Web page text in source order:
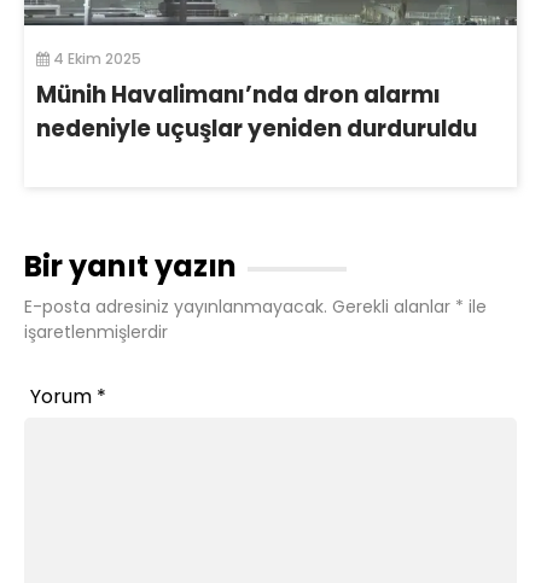
4 Ekim 2025
Münih Havalimanı’nda dron alarmı
nedeniyle uçuşlar yeniden durduruldu
Bir yanıt yazın
E-posta adresiniz yayınlanmayacak. Gerekli alanlar * ile
işaretlenmişlerdir
Yorum *